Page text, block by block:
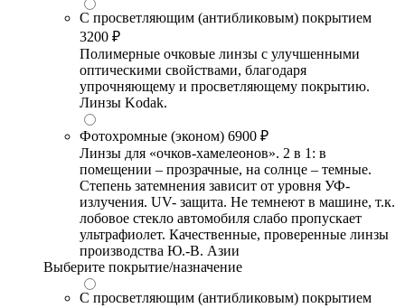
С просветляющим (антибликовым) покрытием
3200 ₽
Полимерные очковые линзы с улучшенными
оптическими свойствами, благодаря
упрочняющему и просветляющему покрытию.
Линзы Kodak.
Фотохромные (эконом) 6900 ₽
Линзы для «очков-хамелеонов». 2 в 1: в
помещении – прозрачные, на солнце – темные.
Степень затемнения зависит от уровня УФ-
излучения. UV- защита. Не темнеют в машине, т.к.
лобовое стекло автомобиля слабо пропускает
ультрафиолет. Качественные, проверенные линзы
производства Ю.-В. Азии
Выберите покрытие/назначение
С просветляющим (антибликовым) покрытием